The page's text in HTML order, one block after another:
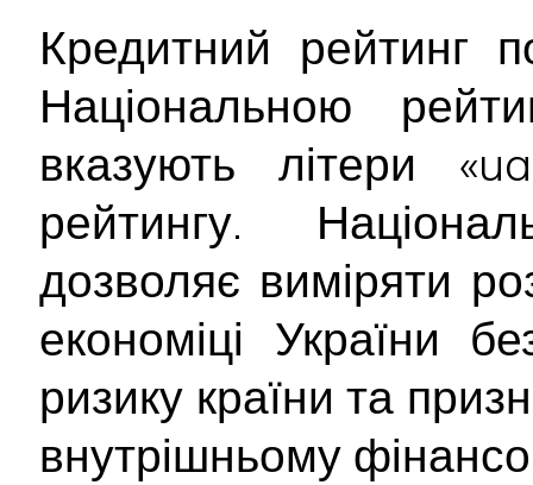
Кредитний рейтинг
Національною
вказують літери
рейтингу.
дозволяє виміряти
економіці України
ризику країни та
внутрішньому